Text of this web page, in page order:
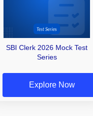
SBI Clerk 2026 Mock Test
Series
Explore Now